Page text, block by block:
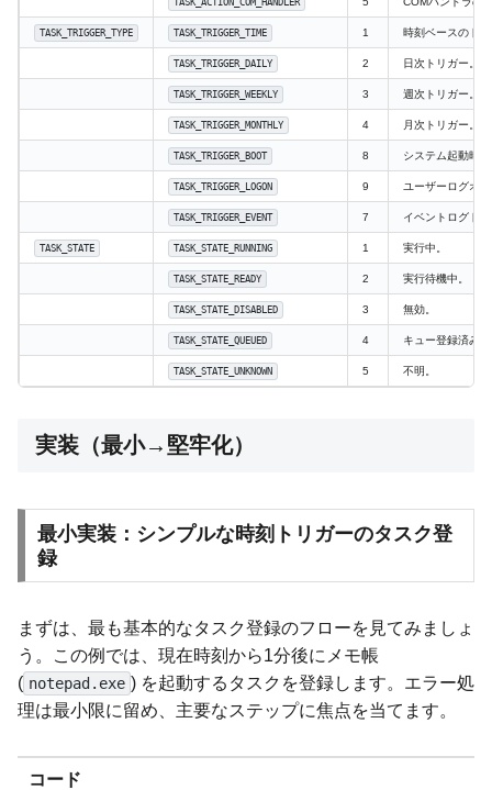
TASK_TRIGGER_TYPE TASK_TRIGGER_TIME 1 時刻ベースのト
TASK_TRIGGER_DAILY 2 日次トリガー。
TASK_TRIGGER_WEEKLY 3 週次トリガー。
TASK_TRIGGER_MONTHLY 4 月次トリガー。
TASK_TRIGGER_BOOT 8 システム起動時
TASK_TRIGGER_LOGON 9 ユーザーログオ
TASK_TRIGGER_EVENT 7 イベントログト
TASK_STATE TASK_STATE_RUNNING 1 実行中。
TASK_STATE_READY 2 実行待機中。
TASK_STATE_DISABLED 3 無効。
TASK_STATE_QUEUED 4 キュー登録済み。
TASK_STATE_UNKNOWN 5 不明。
実装（最小→堅牢化）
最小実装：シンプルな時刻トリガーのタスク登
録
まずは、最も基本的なタスク登録のフローを見てみましょ
う。この例では、現在時刻から1分後にメモ帳
( notepad.exe ) を起動するタスクを登録します。エラー処
理は最小限に留め、主要なステップに焦点を当てます。
コード